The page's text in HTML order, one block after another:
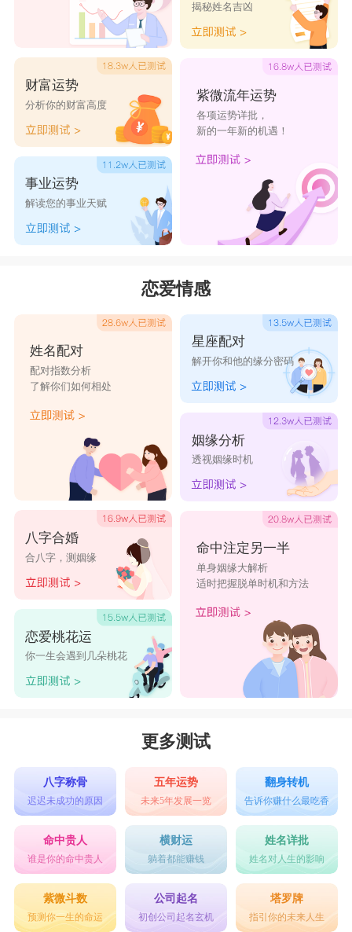
财富运势
分析你的财富高度
事业运势
解读您的事业天赋
揭秘姓名吉凶
紫微流年运势
各项运势详批，
新的一年新的机遇！
恋爱情感
姓名配对
配对指数分析
了解你们如何相处
八字合婚
合八字，测姻缘
恋爱桃花运
你一生会遇到几朵桃花
星座配对
解开你和他的缘分密码
姻缘分析
透视姻缘时机
命中注定另一半
单身姻缘大解析
适时把握脱单时机和方法
更多测试
八字称骨
迟迟未成功的原因
五年运势
未来5年发展一览
翻身转机
告诉你赚什么最吃香
命中贵人
谁是你的命中贵人
横财运
躺着都能赚钱
姓名详批
姓名对人生的影响
紫微斗数
预测你一生的命运
公司起名
初创公司起名玄机
塔罗牌
指引你的未来人生